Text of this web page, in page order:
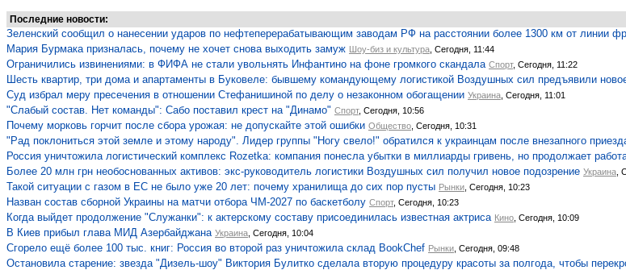
Последние новости:
Зеленский сообщил о нанесении ударов по нефтеперерабатывающим заводам РФ на расстоянии более 1300 км от линии
Мария Бурмака призналась, почему не хочет снова выходить замуж Шоу-биз и культура , Сегодня, 11:44
Ограничились извинениями: в ФИФА не стали увольнять Инфантино на фоне громкого скандала Спорт, Сегодня, 11:22
Шесть квартир, три дома и апартаменты в Буковеле: бывшему командующему логистикой Воздушных сил предъявили
Суд избрал меру пресечения в отношении Стефанишиной по делу о незаконном обогащении Украина , Сегодня, 11:01
"Слабый состав. Нет команды": Сабо поставил крест на "Динамо" Спорт, Сегодня, 10:56
Почему морковь горчит после сбора урожая: не допускайте этой ошибки Общество , Сегодня, 10:31
"Рад поклониться этой земле и этому народу". Лидер группы "Ногу свело!" обратился к украинцам после внезапного
Россия уничтожила логистический комплекс Rozetka: компания понесла убытки в миллиарды гривень, но продолжает
Более 20 млн грн необоснованных активов: экс-руководитель логистики Воздушных сил получил новое подозрение Украина ,
Такой ситуации с газом в ЕС не было уже 20 лет: почему хранилища до сих пор пусты Рынки , Сегодня, 10:23
Назван состав сборной Украины на матчи отбора ЧМ-2027 по баскетболу Спорт, Сегодня, 10:23
Когда выйдет продолжение "Служанки": к актерскому составу присоединилась известная актриса Кино , Сегодня, 10:09
В Киев прибыл глава МИД Азербайджана Украина , Сегодня, 10:04
Сгорело ещё более 100 тыс. книг: Россия во второй раз уничтожила склад BookChef Рынки , Сегодня, 09:48
Остановила старение: звезда "Дизель-шоу" Виктория Булитко сделала вторую процедуру красоты за полгода, чтобы